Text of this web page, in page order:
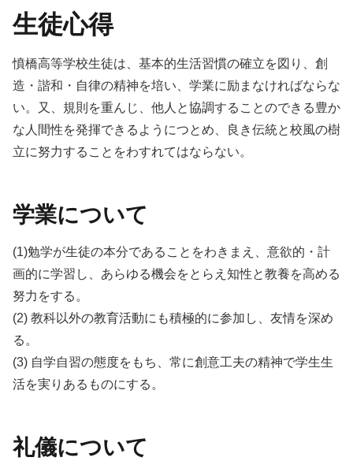
生徒心得
憤橋高等学校生徒は、基本的生活習慣の確立を図り、創
造・諧和・自律の精神を培い、学業に励まなければならな
い。又、規則を重んじ、他人と協調することのできる豊か
な人間性を発揮できるようにつとめ、良き伝統と校風の樹
立に努力することをわすれてはならない。
学業について
(1)勉学が生徒の本分であることをわきまえ、意欲的・計
画的に学習し、あらゆる機会をとらえ知性と教養を高める
努力をする。
(2) 教科以外の教育活動にも積極的に参加し、友情を深め
る。
(3) 自学自習の態度をもち、常に創意工夫の精神で学生生
活を実りあるものにする。
礼儀について